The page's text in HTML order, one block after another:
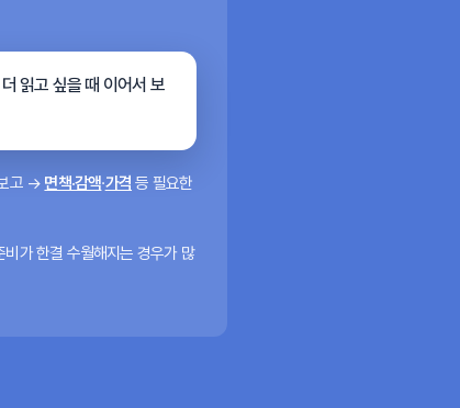
읽고 싶을 때 이어서 보
고 → 면책·감액·가격 등 필요한
가 한결 수월해지는 경우가 많